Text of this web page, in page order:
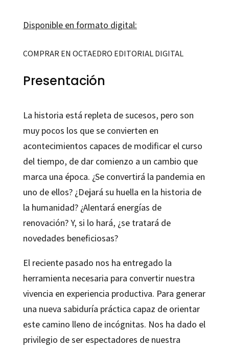
Disponible en formato digital:
COMPRAR EN OCTAEDRO EDITORIAL DIGITAL
Presentación
La historia está repleta de sucesos, pero son
muy pocos los que se convierten en
acontecimientos capaces de modificar el curso
del tiempo, de dar comienzo a un cambio que
marca una época. ¿Se convertirá la pandemia en
uno de ellos? ¿Dejará su huella en la historia de
la humanidad? ¿Alentará energías de
renovación? Y, si lo hará, ¿se tratará de
novedades beneficiosas?
El reciente pasado nos ha entregado la
herramienta necesaria para convertir nuestra
vivencia en experiencia productiva. Para generar
una nueva sabiduría práctica capaz de orientar
este camino lleno de incógnitas. Nos ha dado el
privilegio de ser espectadores de nuestra